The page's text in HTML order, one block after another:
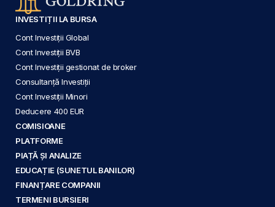
INVESTIȚII LA BURSA
Cont Investiții Global
Cont Investiții BVB
Cont Investiții gestionat de broker
Consultanță Investiții
Cont Investiții Minori
Deducere 400 EUR
COMISIOANE
PLATFORME
PIAȚĂ ȘI ANALIZE
EDUCAȚIE (SUNETUL BANILOR)
FINANȚARE COMPANII
TERMENI BURSIERI